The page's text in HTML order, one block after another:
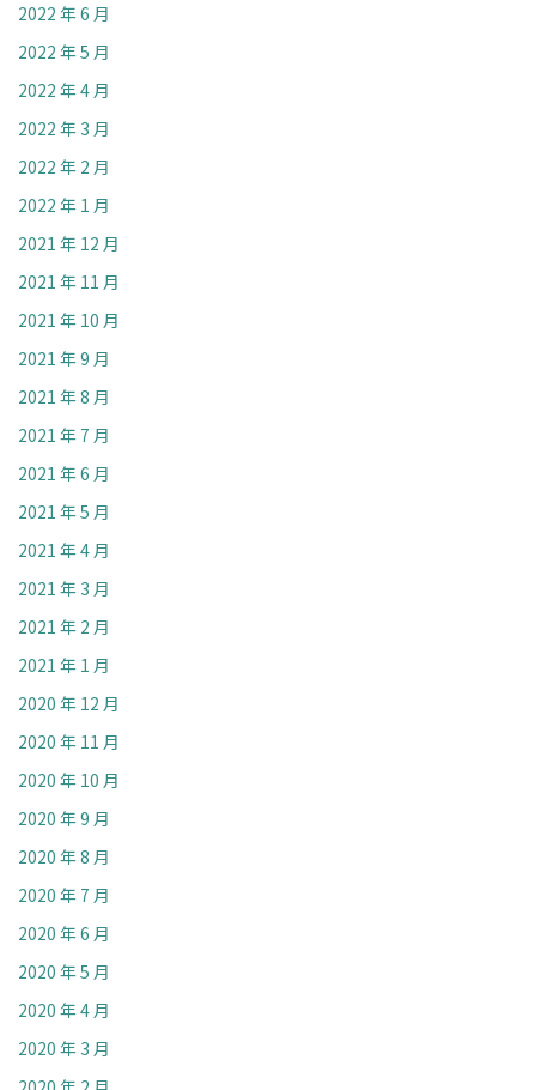
2022 年 6 月
2022 年 5 月
2022 年 4 月
2022 年 3 月
2022 年 2 月
2022 年 1 月
2021 年 12 月
2021 年 11 月
2021 年 10 月
2021 年 9 月
2021 年 8 月
2021 年 7 月
2021 年 6 月
2021 年 5 月
2021 年 4 月
2021 年 3 月
2021 年 2 月
2021 年 1 月
2020 年 12 月
2020 年 11 月
2020 年 10 月
2020 年 9 月
2020 年 8 月
2020 年 7 月
2020 年 6 月
2020 年 5 月
2020 年 4 月
2020 年 3 月